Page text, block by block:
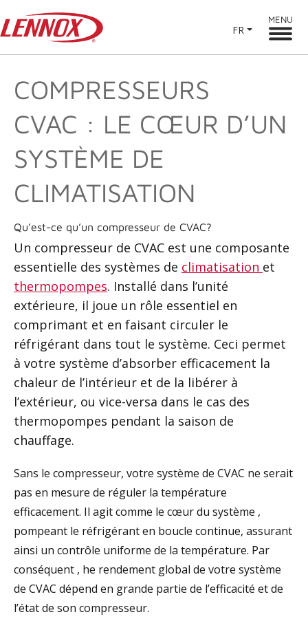
FR
MENU
COMPRESSEURS
CVAC : LE CŒUR D’UN
SYSTÈME DE
CLIMATISATION
Qu’est-ce qu’un compresseur de CVAC?
Un compresseur de CVAC est une composante
essentielle des systèmes de climatisation et
thermopompes. Installé dans l’unité
extérieure, il joue un rôle essentiel en
comprimant et en faisant circuler le
réfrigérant dans tout le système. Ceci permet
à votre système d’absorber efficacement la
chaleur de l’intérieur et de la libérer à
l’extérieur, ou vice-versa dans le cas des
thermopompes pendant la saison de
chauffage.
Sans le compresseur, votre système de CVAC ne serait
pas en mesure de réguler la température
efficacement. Il agit comme le cœur du système ,
pompeant le réfrigérant en boucle continue, assurant
ainsi un contrôle uniforme de la température. Par
conséquent , he rendement global de votre système
de CVAC dépend en grande partie de l’efficacité et de
l’état de son compresseur.